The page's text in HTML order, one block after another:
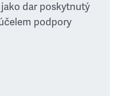
dar poskytnutý
podpory